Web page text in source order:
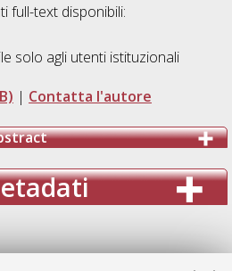
full-text disponibili:
solo agli utenti istituzionali
| Contatta l'autore